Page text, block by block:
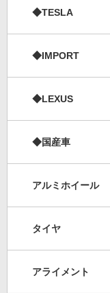
◆TESLA
◆IMPORT
◆LEXUS
◆国産車
アルミホイール
タイヤ
アライメント